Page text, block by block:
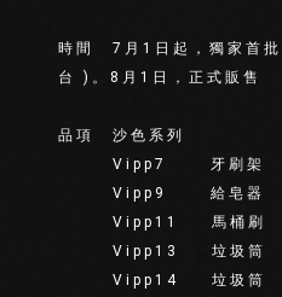
時間 7月1日起，獨家首
台 )。8月1日，正式販售
品項 沙色系列
Vipp7 牙刷架
Vipp9 給皂器
Vipp11 馬桶刷
Vipp13 垃圾筒
Vipp14 垃圾筒